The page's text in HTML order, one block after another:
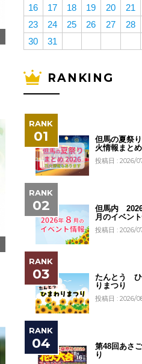
16
17 18 19 20 21
23
24 25 26 27 28
30
31
RANKING
但馬の夏祭
火情報まと
投稿日 : 2026/
但馬内
月のイベン
投稿日 : 2026/
たんとう
りまつり
投稿日 : 2026/
第48回あさ
り